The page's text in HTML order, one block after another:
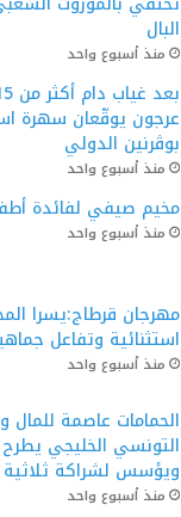
البال
منذ أسبوع واحد
عرجون يوقّعان سهرة
بوڨرنين الدولي
منذ أسبوع واحد
مخيم صيفي لفائدة
منذ أسبوع واحد
مهرجان قرطاج:يسرا
استثنائية وتفاعل
منذ أسبوع واحد
الحمامات عاصمة للمال
التونسي الخليجي يطرح
ويؤسس لشراكة ثلاثية
منذ أسبوع واحد